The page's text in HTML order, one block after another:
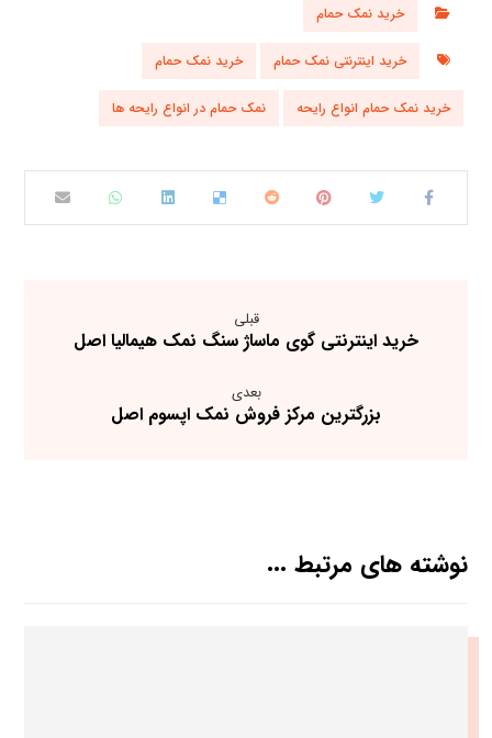
خرید نمک حمام
خرید اینترنتی نمک حمام خرید نمک حمام
خرید نمک حمام انواع رایحه نمک حمام در انواع رایحه ها
قبلی
خرید اینترنتی گوی ماساژ سنگ نمک هیمالیا اصل
بعدی
بزرگترین مرکز فروش نمک اپسوم اصل
نوشته های مرتبط ...